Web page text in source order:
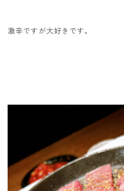
激辛ですが大好きです。